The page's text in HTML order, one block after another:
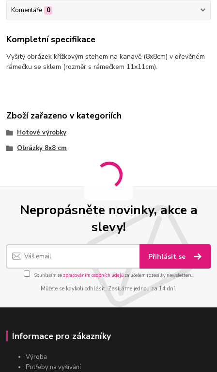
Komentáře 0
Kompletní specifikace
Vyšitý obrázek křížkovým stehem na kanavě (8x8cm) v dřevěném
rámečku se sklem (rozměr s rámečkem 11x11cm).
Zboží zařazeno v kategoriích
Hotové výrobky
Obrázky 8x8 cm
Nepropásněte novinky, akce a
slevy!
Přihlásit se
Souhlasím se zpracováním osobních údajůza účelem rozesílky newsletteru.
Můžete se kdykoli odhlásit. Zasíláme jednou za 14 dní.
Informace pro zákazníky
Výroba
Potřeby na vyšívání